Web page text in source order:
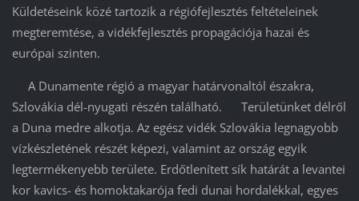
Küldetéseink közé tartozik a régiófejlesztés feltételeinek
megteremtése, a vidékfejlesztés propagációja hazai és
európai szinten.
A Dunamente régió a magyar határvonaltól északra,
Szlovákia dél-nyugati részén található. Területünket délről
a Duna medre alkotja. Az egész vidék Szlovákia legnagyobb
vízkészletének részét képezi, valamint az ország egyik
legtermékenyebb területe. Erdőtlenített sík határát a levantei
kor kavics- és homoktakarója fedi dunai hordalékkal, egyes